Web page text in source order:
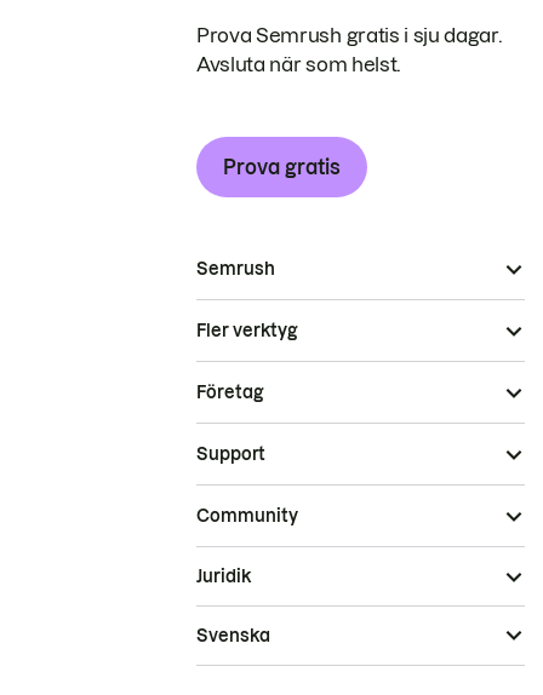
Prova Semrush gratis i sju dagar.
Avsluta när som helst.
Prova gratis
Semrush
Fler verktyg
Företag
Support
Community
Juridik
Svenska